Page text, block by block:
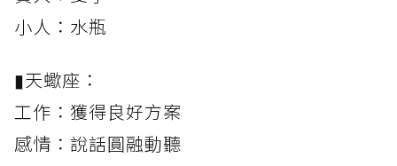
小人：水瓶
▮天蠍座：
工作：獲得良好方案
感情：說話圓融動聽